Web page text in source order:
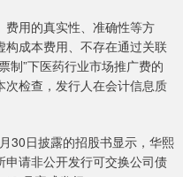
用的真实性、准确性等方
成本费用、不存在通过关联
制”下医药行业市场推广费的
检查，发行人在会计信息质
日披露的招股书显示，华熙
请非公开发行可交换公司债